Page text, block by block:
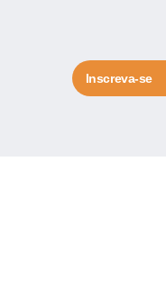
Inscreva-se